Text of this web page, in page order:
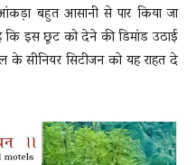
बहुत आसानी से पार किया जा
कि इस छूट को देने की डिमांड उठाई
सीनियर सिटीजन को यह राहत दे